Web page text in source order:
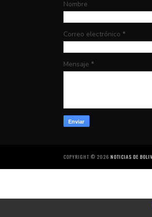
Nombre
Correo electrónico *
Mensaje *
COPYRIGHT © 2026 NOTICIAS DE